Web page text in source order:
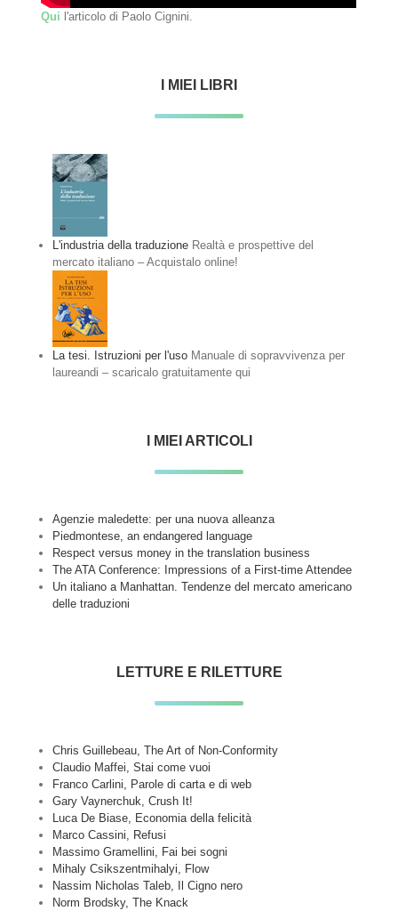
Qui l'articolo di Paolo Cignini.
I MIEI LIBRI
L'industria della traduzione Realtà e prospettive del
mercato italiano – Acquistalo online!
La tesi. Istruzioni per l'uso Manuale di sopravvivenza per
laureandi – scaricalo gratuitamente qui
I MIEI ARTICOLI
Agenzie maledette: per una nuova alleanza
Piedmontese, an endangered language
Respect versus money in the translation business
The ATA Conference: Impressions of a First-time Attendee
Un italiano a Manhattan. Tendenze del mercato americano
delle traduzioni
LETTURE E RILETTURE
Chris Guillebeau, The Art of Non-Conformity
Claudio Maffei, Stai come vuoi
Franco Carlini, Parole di carta e di web
Gary Vaynerchuk, Crush It!
Luca De Biase, Economia della felicità
Marco Cassini, Refusi
Massimo Gramellini, Fai bei sogni
Mihaly Csikszentmihalyi, Flow
Nassim Nicholas Taleb, Il Cigno nero
Norm Brodsky, The Knack